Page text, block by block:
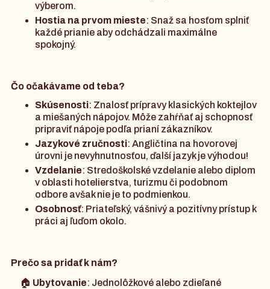
výberom.
Hostia na prvom mieste: Snaž sa hosťom splniť
každé prianie aby odchádzali maximálne
spokojný.
Čo očakávame od teba?
Skúsenosti: Znalosť prípravy klasických koktejlov
a miešaných nápojov. Môže zahŕňať aj schopnosť
pripraviť nápoje podľa prianí zákazníkov.
Jazykové zručnosti: Angličtina na hovorovej
úrovni je nevyhnutnosťou, ďalší jazyk je výhodou!
Vzdelanie: Stredoškolské vzdelanie alebo diplom
v oblasti hotelierstva, turizmu či podobnom
odbore avšak nie je to podmienkou.
Osobnosť: Priateľský, vášnivý a pozitívny prístup k
práci aj ľuďom okolo.
Prečo sa pridať k nám?
🏠 Ubytovanie: Jednolôžkové alebo zdieľané